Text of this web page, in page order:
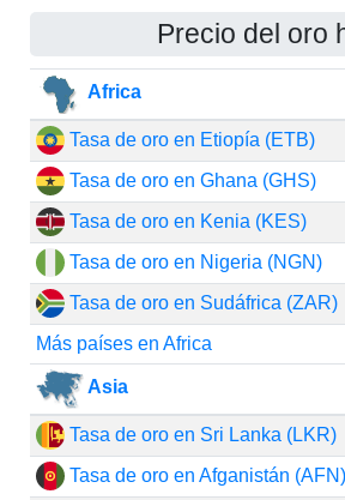
Precio del oro
Africa
Tasa de oro en Etiopía (ETB)
Tasa de oro en Ghana (GHS)
Tasa de oro en Kenia (KES)
Tasa de oro en Nigeria (NGN)
Tasa de oro en Sudáfrica (ZAR)
Más países en Africa
Asia
Tasa de oro en Sri Lanka (LKR)
Tasa de oro en Afganistán (AFN)